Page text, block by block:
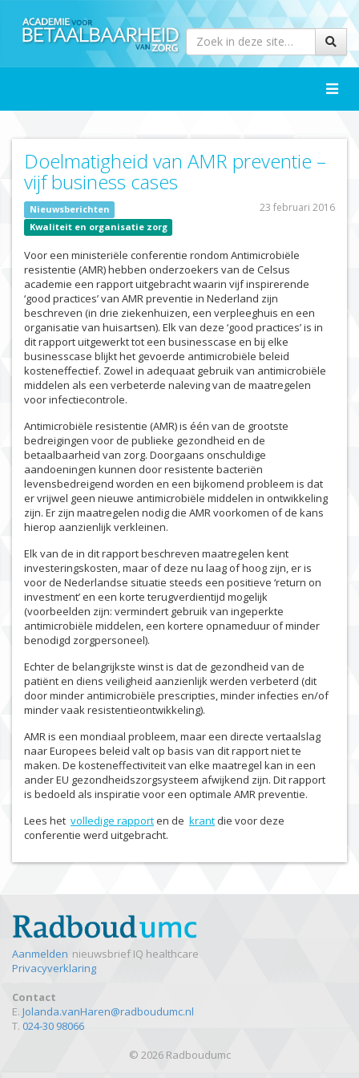
Toggle
Doelmatigheid van AMR preventie –
vijf business cases
23 februari 2016
Nieuwsberichten
Kwaliteit en organisatie zorg
Voor een ministeriële conferentie rondom Antimicrobiële
resistentie (AMR) hebben onderzoekers van de Celsus
academie een rapport uitgebracht waarin vijf inspirerende
‘good practices’ van AMR preventie in Nederland zijn
beschreven (in drie ziekenhuizen, een verpleeghuis en een
organisatie van huisartsen). Elk van deze ‘good practices’ is in
dit rapport uitgewerkt tot een businesscase en bij elke
businesscase blijkt het gevoerde antimicrobiële beleid
kosteneffectief. Zowel in adequaat gebruik van antimicrobiële
middelen als een verbeterde naleving van de maatregelen
voor infectiecontrole.
Antimicrobiële resistentie (AMR) is één van de grootste
bedreigingen voor de publieke gezondheid en de
betaalbaarheid van zorg. Doorgaans onschuldige
aandoeningen kunnen door resistente bacteriën
levensbedreigend worden en een bijkomend probleem is dat
er vrijwel geen nieuwe antimicrobiële middelen in ontwikkeling
zijn. Er zijn maatregelen nodig die AMR voorkomen of de kans
hierop aanzienlijk verkleinen.
Elk van de in dit rapport beschreven maatregelen kent
investeringskosten, maar of deze nu laag of hoog zijn, er is
voor de Nederlandse situatie steeds een positieve ‘return on
investment’ en een korte terugverdientijd mogelijk
(voorbeelden zijn: vermindert gebruik van ingeperkte
antimicrobiële middelen, een kortere opnameduur of minder
benodigd zorgpersoneel).
Echter de belangrijkste winst is dat de gezondheid van de
patiënt en diens veiligheid aanzienlijk werden verbeterd (dit
door minder antimicrobiële prescripties, minder infecties en/of
minder vaak resistentieontwikkeling).
AMR is een mondiaal probleem, maar een directe vertaalslag
naar Europees beleid valt op basis van dit rapport niet te
maken. De kosteneffectiviteit van elke maatregel kan in een
ander EU gezondheidszorgsysteem afwijkend zijn. Dit rapport
is bedoeld als inspiratie voor een optimale AMR preventie.
Lees het volledige rapporten de krant die voor deze
conferentie werd uitgebracht.
Aanmelden nieuwsbrief IQ healthcare
Privacyverklaring
Contact
E. Jolanda.vanHaren@radboudumc.nl
T. 024-30 98066
© 2026 Radboudumc